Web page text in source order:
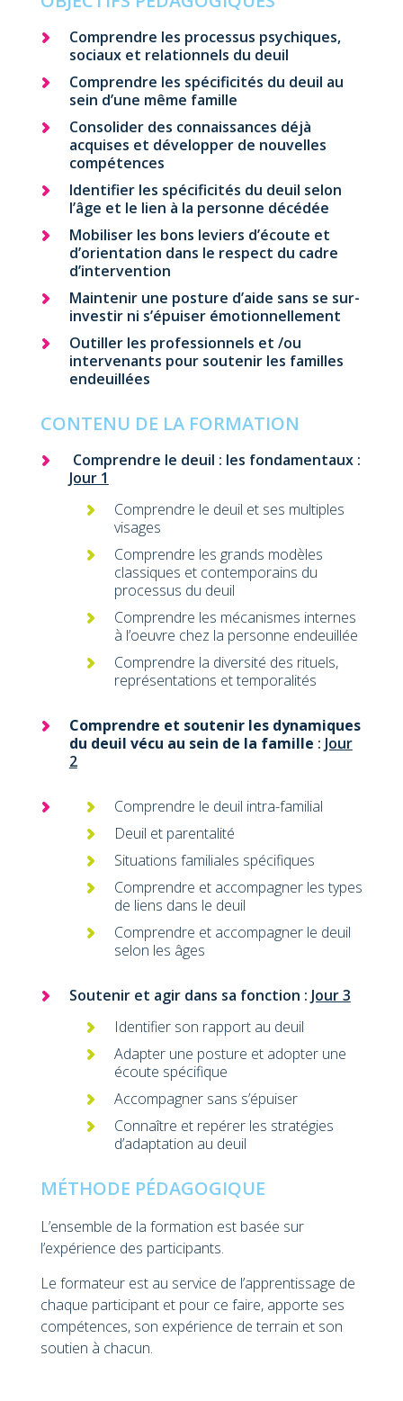
Comprendre les processus psychiques,
sociaux et relationnels du deuil
Comprendre les spécificités du deuil au
sein d’une même famille
Consolider des connaissances déjà
acquises et développer de nouvelles
compétences
Identifier les spécificités du deuil selon
l’âge et le lien à la personne décédée
Mobiliser les bons leviers d’écoute et
d’orientation dans le respect du cadre
d’intervention
Maintenir une posture d’aide sans se sur-
investir ni s’épuiser émotionnellement
Outiller les professionnels et /ou
intervenants pour soutenir les familles
endeuillées
CONTENU DE LA FORMATION
Comprendre le deuil : les fondamentaux :
Jour 1
Comprendre le deuil et ses multiples
visages
Comprendre les grands modèles
classiques et contemporains du
processus du deuil
Comprendre les mécanismes internes
à l’oeuvre chez la personne endeuillée
Comprendre la diversité des rituels,
représentations et temporalités
Comprendre et soutenir les dynamiques
du deuil vécu au sein de la famille : Jour
2
Comprendre le deuil intra-familial
Deuil et parentalité
Situations familiales spécifiques
Comprendre et accompagner les types
de liens dans le deuil
Comprendre et accompagner le deuil
selon les âges
Soutenir et agir dans sa fonction : Jour 3
Identifier son rapport au deuil
Adapter une posture et adopter une
écoute spécifique
Accompagner sans s’épuiser
Connaître et repérer les stratégies
d’adaptation au deuil
MÉTHODE PÉDAGOGIQUE
L’ensemble de la formation est basée sur
l’expérience des participants.
Le formateur est au service de l’apprentissage de
chaque participant et pour ce faire, apporte ses
compétences, son expérience de terrain et son
soutien à chacun.